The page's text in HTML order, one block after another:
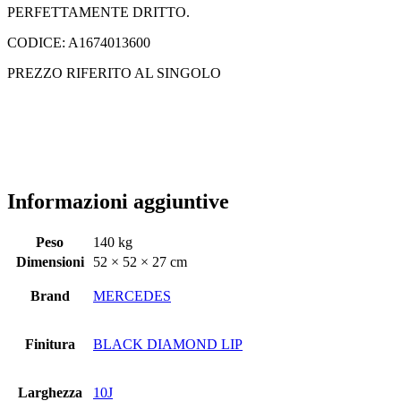
PERFETTAMENTE DRITTO.
CODICE: A1674013600
PREZZO RIFERITO AL SINGOLO
Informazioni aggiuntive
Peso
140 kg
Dimensioni
52 × 52 × 27 cm
Brand MERCEDES
Finitura BLACK DIAMOND LIP
Larghezza 10J